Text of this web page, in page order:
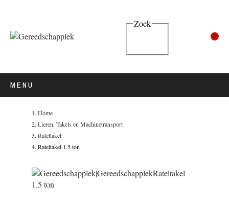
Zoek
0
MENU
Home
Lieren, Takels en Machinetransport
Rateltakel
Rateltakel 1.5 ton